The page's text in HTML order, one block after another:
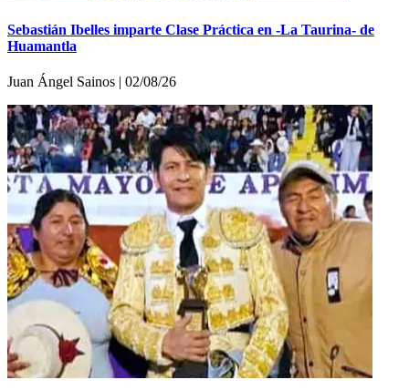
Sebastián Ibelles imparte Clase Práctica en -La Taurina- de
Huamantla
Juan Ángel Sainos | 02/08/26